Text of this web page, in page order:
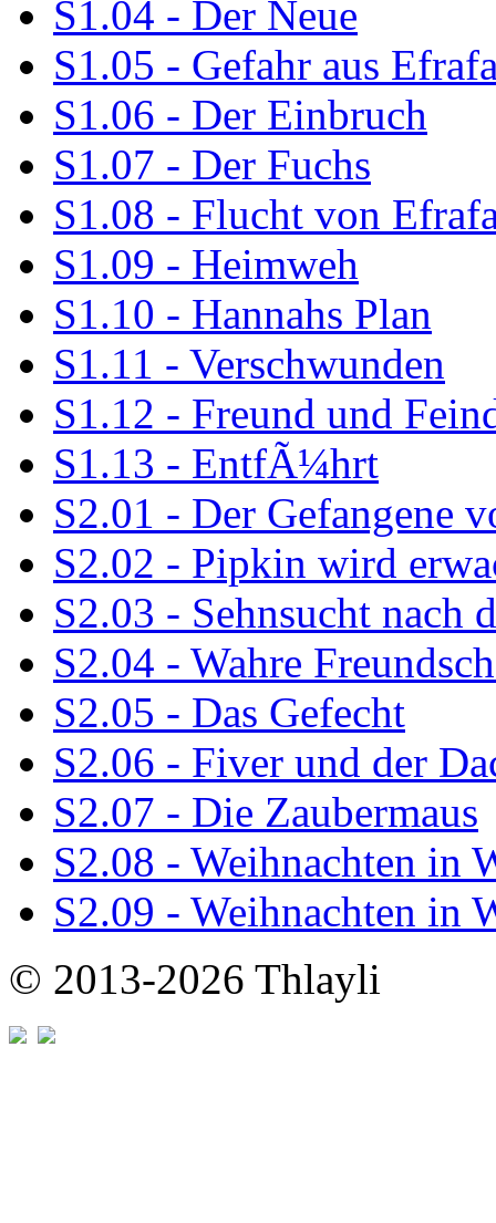
S1.04 - Der Neue
S1.05 - Gefahr aus
S1.06 - Der Einbruch
S1.07 - Der Fuchs
S1.08 - Flucht von
S1.09 - Heimweh
S1.10 - Hannahs Plan
S1.11 - Verschwunden
S1.12 - Freund und
S1.13 - EntfÃ¼hrt
S2.01 - Der Gefangene
S2.02 - Pipkin wird
S2.03 - Sehnsucht nach
S2.04 - Wahre
S2.05 - Das Gefecht
S2.06 - Fiver und der
S2.07 - Die Zaubermaus
S2.08 - Weihnachten in
S2.09 - Weihnachten in
© 2013-2026 Thlayli